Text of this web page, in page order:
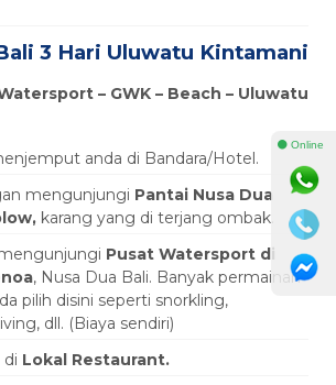
3 Hari Uluwatu Kintamani
– GWK – Beach – Uluwatu
anda di Bandara/Hotel.
mengunjungi Pantai Nusa Dua
karang yang di terjang ombak.
Pusat Watersport di
, Nusa Dua Bali. Banyak permainan
pilih disini seperti snorkling,
dll. (Biaya sendiri)
di Lokal Restaurant.
⚫ Online